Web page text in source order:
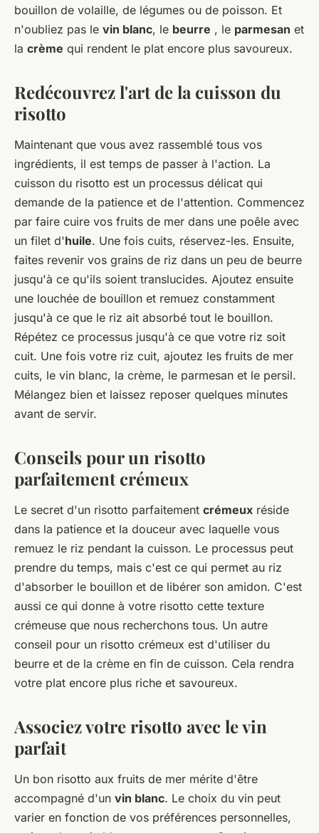
bouillon de volaille, de légumes ou de poisson. Et
n'oubliez pas le vin blanc, le beurre , le parmesan et
la crème qui rendent le plat encore plus savoureux.
Redécouvrez l'art de la cuisson du
risotto
Maintenant que vous avez rassemblé tous vos
ingrédients, il est temps de passer à l'action. La
cuisson du risotto est un processus délicat qui
demande de la patience et de l'attention. Commencez
par faire cuire vos fruits de mer dans une poêle avec
un filet d'huile. Une fois cuits, réservez-les. Ensuite,
faites revenir vos grains de riz dans un peu de beurre
jusqu'à ce qu'ils soient translucides. Ajoutez ensuite
une louchée de bouillon et remuez constamment
jusqu'à ce que le riz ait absorbé tout le bouillon.
Répétez ce processus jusqu'à ce que votre riz soit
cuit. Une fois votre riz cuit, ajoutez les fruits de mer
cuits, le vin blanc, la crème, le parmesan et le persil.
Mélangez bien et laissez reposer quelques minutes
avant de servir.
Conseils pour un risotto
parfaitement crémeux
Le secret d'un risotto parfaitement crémeux réside
dans la patience et la douceur avec laquelle vous
remuez le riz pendant la cuisson. Le processus peut
prendre du temps, mais c'est ce qui permet au riz
d'absorber le bouillon et de libérer son amidon. C'est
aussi ce qui donne à votre risotto cette texture
crémeuse que nous recherchons tous. Un autre
conseil pour un risotto crémeux est d'utiliser du
beurre et de la crème en fin de cuisson. Cela rendra
votre plat encore plus riche et savoureux.
Associez votre risotto avec le vin
parfait
Un bon risotto aux fruits de mer mérite d'être
accompagné d'un vin blanc. Le choix du vin peut
varier en fonction de vos préférences personnelles,